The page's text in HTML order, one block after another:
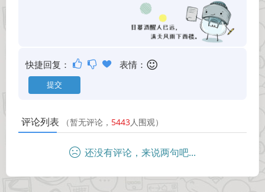
快捷回复： 表情：
评论列表 （暂无评论， 5443人围观）
还没有评论，来说两句吧...